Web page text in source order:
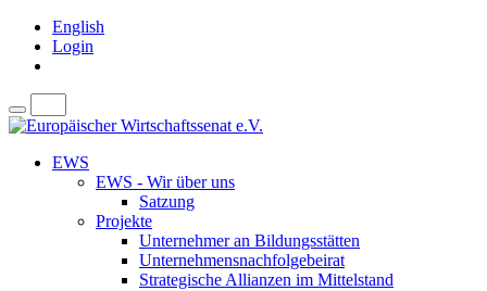
English
Login
EWS
EWS - Wir über uns
Satzung
Projekte
Unternehmer an Bildungsstätten
Unternehmensnachfolgebeirat
Strategische Allianzen im Mittelstand